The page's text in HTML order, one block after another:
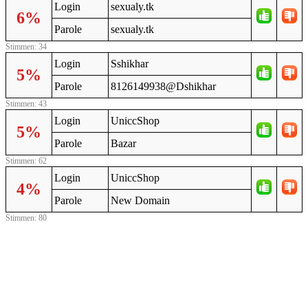
6%
Login
seхualy.tk
Parole
seхualy.tk
Stimmen: 34
5%
Login
Sshikhar
Parole
8126149938@Dshikhar
Stimmen: 43
5%
Login
UniccShop
Parole
Bazar
Stimmen: 62
4%
Login
UniccShop
Parole
New Domain
Stimmen: 80